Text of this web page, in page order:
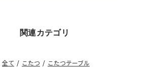
関連カテゴリ
全て / こたつ / こたつテーブル